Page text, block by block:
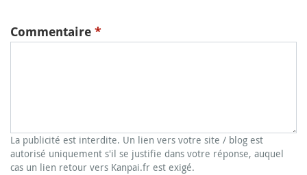
Commentaire *
La publicité est interdite. Un lien vers votre site / blog est
autorisé uniquement s'il se justifie dans votre réponse, auquel
cas un lien retour vers Kanpai.fr est exigé.